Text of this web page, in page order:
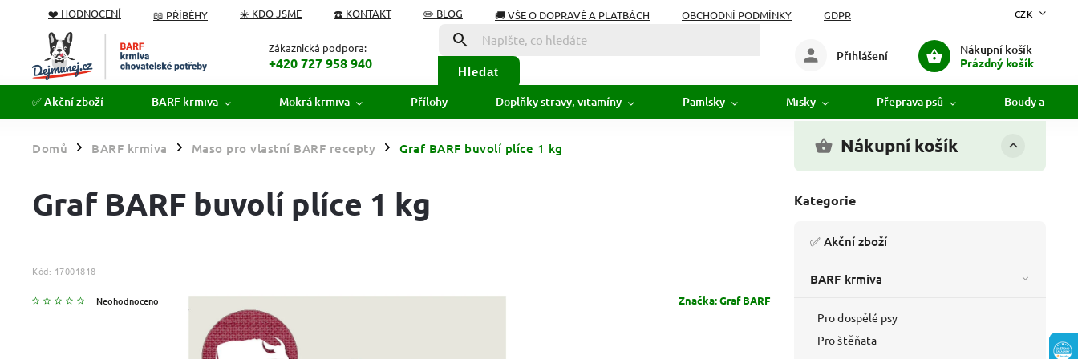
❤️ HODNOCENÍ 📖 PŘÍBĚHY ☀️ KDO JSME ☎️ KONTAKT ✏️ BLOG 🚚 VŠE O DOPRAVĚ A PLATBÁCH OBCHODNÍ PODMÍNKY
GDPR
PODÁVÁME POMOCNOU TLAPKU
SLOVNÍK POJMŮ
CZK
Zákaznická podpora:
+420 727 958 940
Hledat
Nákupní košík
Prázdný košík
Přihlášení
✅ Akční zboží BARF krmiva Mokrá krmiva Přílohy Doplňky stravy, vitamíny Pamlsky Misky Přeprava psů Boudy a
Domů / BARF krmiva / Maso pro vlastní BARF recepty / Graf BARF buvolí plíce 1 kg Nákupní košík
Kategorie
✅ Akční zboží
BARF krmiva
Pro dospělé psy
Pro štěňata
Graf BARF buvolí plíce 1 kg
Kód: 17001818
Neohodnoceno Značka:Graf BARF